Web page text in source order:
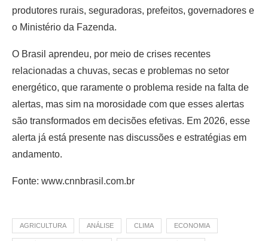
produtores rurais, seguradoras, prefeitos, governadores e
o Ministério da Fazenda.
O Brasil aprendeu, por meio de crises recentes
relacionadas a chuvas, secas e problemas no setor
energético, que raramente o problema reside na falta de
alertas, mas sim na morosidade com que esses alertas
são transformados em decisões efetivas. Em 2026, esse
alerta já está presente nas discussões e estratégias em
andamento.
Fonte: www.cnnbrasil.com.br
AGRICULTURA ANÁLISE CLIMA ECONOMIA